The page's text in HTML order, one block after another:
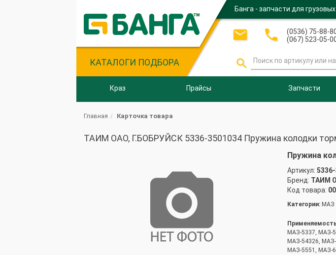
КАТАЛОГИ ПОДБОРА
Банга - запчасти для
 
(0536) 75-88-
(067) 523-05-

Краз Прайсы Запчасти
Главная Карточка товара
ТАИМ ОАО, Г.БОБРУЙСК 5336-3501034 Пружина колодки
Пружина
Артикул:
Бренд: ТАИМ
Код товара:
Категории: МАЗ
МАЗ-5337, МАЗ-
МАЗ-54326,
МАЗ-5551, МАЗ-